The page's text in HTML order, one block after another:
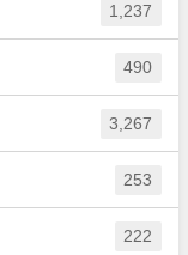
1,237
490
3,267
253
222